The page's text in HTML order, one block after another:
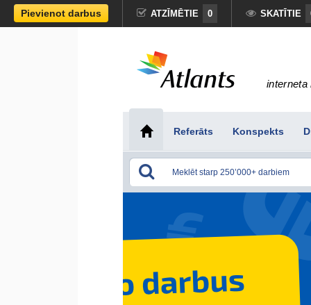
Pievienot darbus ATZĪMĒTIE 0 SKATĪTIE
interneta
Referāts Konspekts